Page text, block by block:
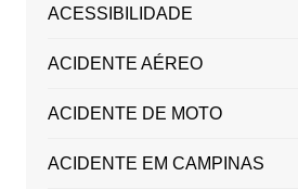
ACESSIBILIDADE
ACIDENTE AÉREO
ACIDENTE DE MOTO
ACIDENTE EM CAMPINAS